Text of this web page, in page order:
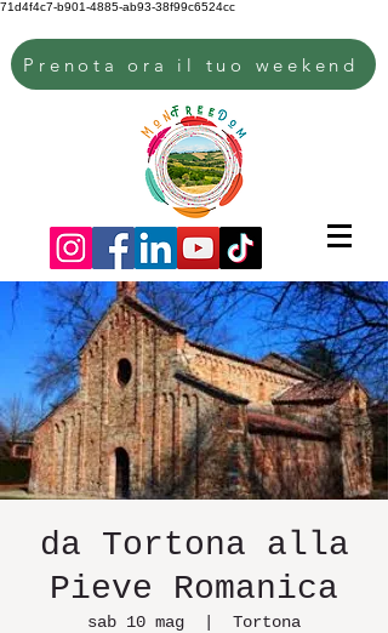
71d4f4c7-b901-4885-ab93-38f99c6524cc
Prenota ora il tuo weekend
da Tortona alla
Pieve Romanica
sab 10 mag Tortona